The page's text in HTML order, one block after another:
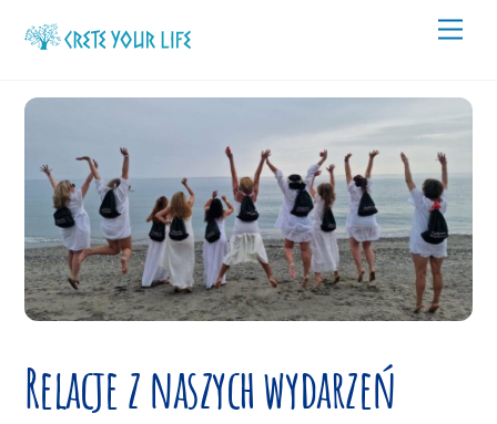
Relacje z naszych wydarzeń